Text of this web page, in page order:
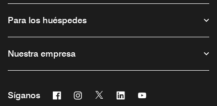
Para los huéspedes
Nuestra empresa
Síganos Facebook
Abre una ventana nueva
Instagram
Abre una ventana nueva
Twitter
Abre una ventana nueva
Linkedin
Abre una ventana nueva
Abre una ventana